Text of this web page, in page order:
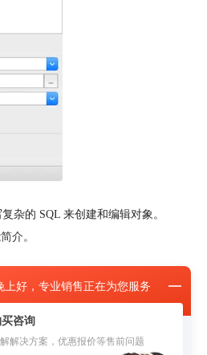
上好， 专业销售正在为您服务
咨询
解决方案，优惠报价等售前问题
杂的 SQL 来创建和编辑对象。
介。